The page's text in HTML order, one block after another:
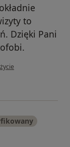
to
Dzięki Pani
Dariusz